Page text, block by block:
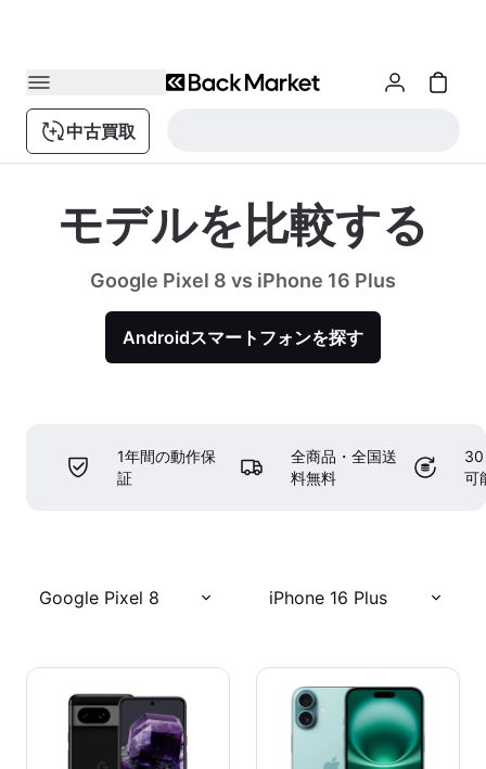
中古買取
モデルを比較する
Google Pixel 8 vs iPhone 16 Plus
Androidスマートフォンを探す
1年間の動作保
証
全商品・全国送
料無料
30
可
Google Pixel 8 iPhone 16 Plus